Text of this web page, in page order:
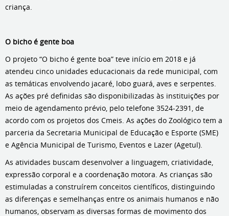
criança.
O bicho é gente boa
O projeto “O bicho é gente boa” teve início em 2018 e já
atendeu cinco unidades educacionais da rede municipal, com
as temáticas envolvendo jacaré, lobo guará, aves e serpentes.
As ações pré definidas são disponibilizadas às instituições por
meio de agendamento prévio, pelo telefone 3524-2391, de
acordo com os projetos dos Cmeis. As ações do Zoológico tem a
parceria da Secretaria Municipal de Educação e Esporte (SME)
e Agência Municipal de Turismo, Eventos e Lazer (Agetul).
As atividades buscam desenvolver a linguagem, criatividade,
expressão corporal e a coordenação motora. As crianças são
estimuladas a construírem conceitos científicos, distinguindo
as diferenças e semelhanças entre os animais humanos e não
humanos, observam as diversas formas de movimento dos